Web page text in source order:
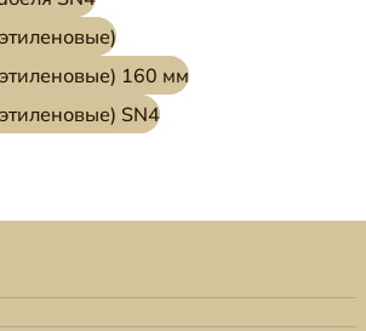
160 мм
SN4